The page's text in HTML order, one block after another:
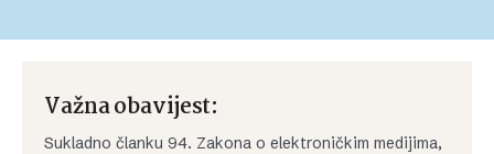
Važna obavijest:
Sukladno članku 94. Zakona o elektroničkim medijima,